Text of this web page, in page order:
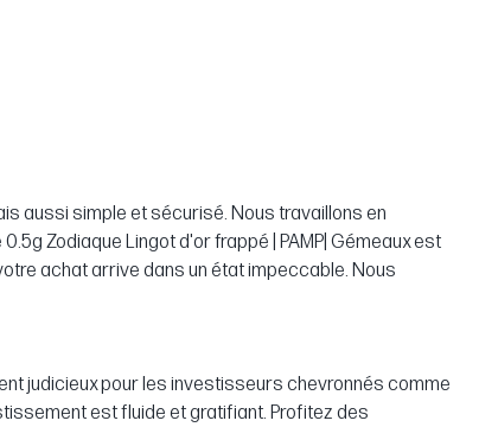
aussi simple et sécurisé. Nous travaillons en
Zodiaque Lingot d'or frappé | PAMP| Gémeaux est
achat arrive dans un état impeccable. Nous
judicieux pour les investisseurs chevronnés comme
est fluide et gratifiant. Profitez des